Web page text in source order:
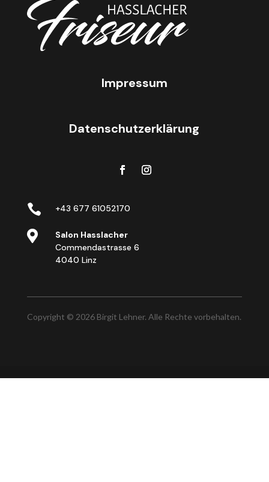
Impressum
Datenschutzerklärung
 +43 677 61052170

Salon Hasslacher
Commendastrasse 6
4040 Linz
Copyright © 2026 Birgit Lehner. Alle Rechte vorbehalten.